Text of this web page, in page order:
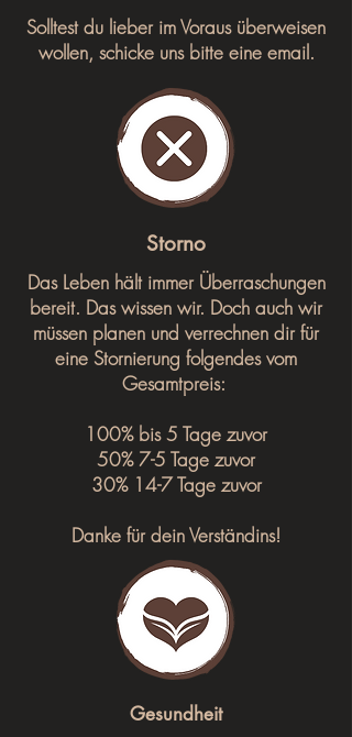
Solltest du lieber im Voraus überweisen
wollen, schicke uns bitte eine email.
Storno
Das Leben hält immer Überraschungen
bereit. Das wissen wir. Doch auch wir
müssen planen und verrechnen dir für
eine Stornierung folgendes vom
Gesamtpreis:
100% bis 5 Tage zuvor
50% 7-5 Tage zuvor
30% 14-7 Tage zuvor
Danke für dein Verständins!
Gesundheit